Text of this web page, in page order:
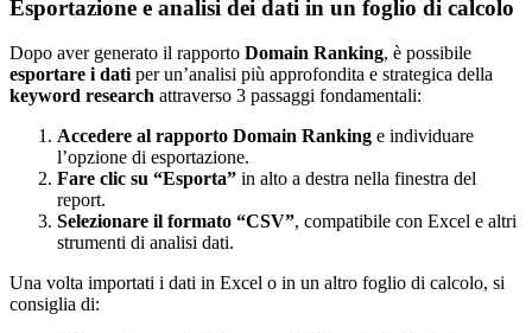
Esportazione e analisi dei dati in un foglio di calcolo
Dopo aver generato il rapporto Domain Ranking, è possibile
esportare i dati per un’analisi più approfondita e strategica della
keyword research attraverso 3 passaggi fondamentali:
Accedere al rapporto Domain Ranking e individuare
l’opzione di esportazione.
Fare clic su “Esporta” in alto a destra nella finestra del
report.
Selezionare il formato “CSV”, compatibile con Excel e altri
strumenti di analisi dati.
Una volta importati i dati in Excel o in un altro foglio di calcolo, si
consiglia di: